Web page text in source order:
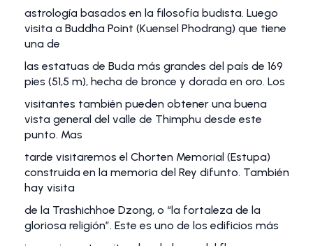
astrología basados en la filosofía budista. Luego
visita a Buddha Point (Kuensel Phodrang) que tiene
una de
las estatuas de Buda más grandes del país de 169
pies (51,5 m), hecha de bronce y dorada en oro. Los
visitantes también pueden obtener una buena
vista general del valle de Thimphu desde este
punto. Mas
tarde visitaremos el Chorten Memorial (Estupa)
construida en la memoria del Rey difunto. También
hay visita
de la Trashichhoe Dzong, o “la fortaleza de la
gloriosa religión”. Este es uno de los edificios más